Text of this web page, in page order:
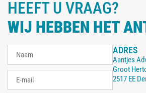
HEEFT U VRAAG?
WIJ HEBBEN HET
ADRES
Aantjes
Groot
2517 EE